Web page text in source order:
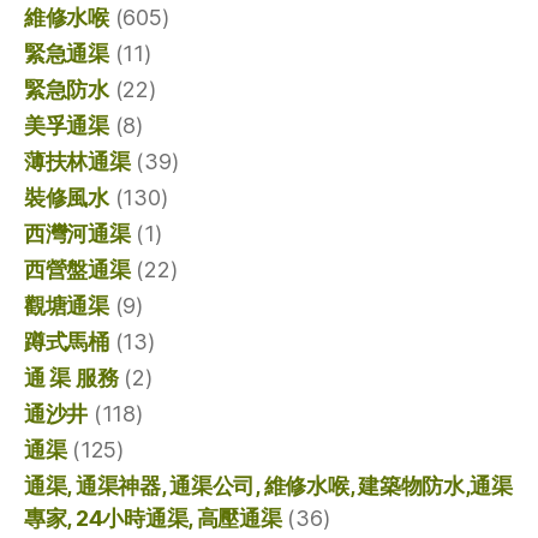
維修水喉(605)
緊急通渠(11)
緊急防水(22)
美孚通渠(8)
薄扶林通渠(39)
裝修風水(130)
西灣河通渠(1)
西營盤通渠(22)
觀塘通渠(9)
蹲式馬桶(13)
通 渠 服務(2)
通沙井 (118)
通渠(125)
通渠, 通渠神器, 通渠公司, 維修水喉, 建築物防水,通渠
專家, 24小時通渠, 高壓通渠(36)